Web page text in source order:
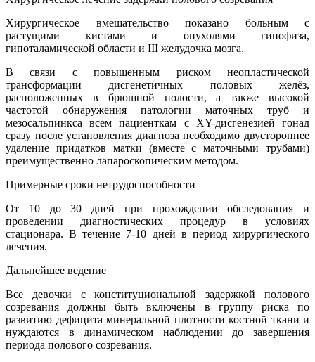
Хирургическое вмешательство показано больным с
растущими кистами и опухолями гипофиза,
гипоталамической области и III желудочка мозга.
В связи с повышенным риском неопластической
трансформации дисгенетичных половых желёз,
расположенных в брюшной полости, а также высокой
частотой обнаружения патологии маточных труб и
мезосальпинкса всем пациенткам с XY-дисгенезией гонад
сразу после установления диагноза необходимо двустороннее
удаление придатков матки (вместе с маточными трубами)
преимущественно лапароскопическим методом.
Примерные сроки нетрудоспособности
От 10 до 30 дней при прохождении обследования и
проведении диагностических процедур в условиях
стационара. В течение 7-10 дней в период хирургического
лечения.
Дальнейшее ведение
Все девочки с конституциональной задержкой полового
созревания должны быть включены в группу риска по
развитию дефицита минеральной плотности костной ткани и
нуждаются в динамическом наблюдении до завершения
периода полового созревания.